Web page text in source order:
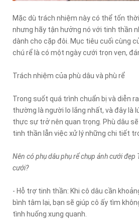
Mặc dù trách nhiệm này có thể tốn
nhưng hãy tận hưởng nó với tinh thần
dành cho cặp đôi. Mục tiêu cuối cùng
chú rể là có một ngày cưới trọn vẹn,
Trách nhiệm của phù dâu và phù rể
Trong suốt quá trình chuẩn bị và diễn
thường là người lo lắng nhất, và đây là
thực sự trở nên quan trọng. Phù dâu
tinh thần lẫn việc xử lý những chi tiết
Nên có phụ dâu phụ rể chụp ảnh cưới đẹp
cưới?
- Hỗ trợ tinh thần: Khi cô dâu cần
bình tâm lại, bạn sẽ giúp cô ấy tìm
tình huống xung quanh.